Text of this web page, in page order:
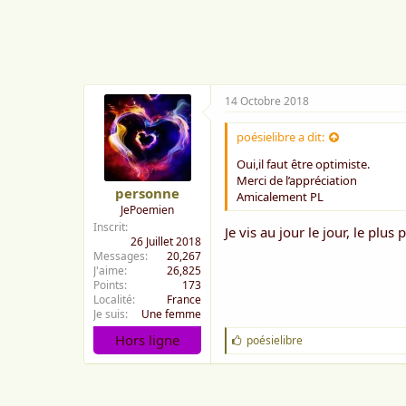
personne
JePoemien
Inscrit
26 Juillet 2018
Messages
20,267
J'aime
26,825
Points
173
Localité
France
Je suis
Une femme
Hors ligne
14 Octobre 2018
poésielibre a dit:
Oui,il faut être optimiste.
Merci de l’appréciation
Amicalement PL
Je vis au jour le jour, le plus
J
'
a
poésielibre